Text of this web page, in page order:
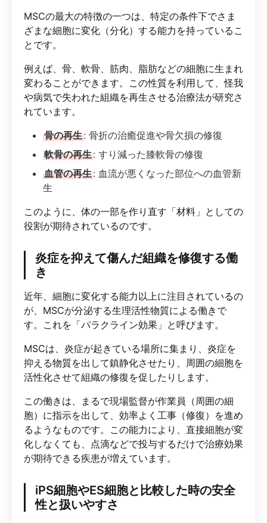
MSCの最大の特徴の一つは、特定の条件下でさま
ざまな細胞に変化（分化）する能力を持っているこ
とです。
例えば、骨、軟骨、筋肉、脂肪などの細胞に生まれ
変わることができます。この性質を利用して、怪我
や病気で失われた組織を再生させる治療法が研究さ
れています。
骨の再生: 骨折の治癒促進や骨欠損の修復
軟骨の再生: すり減った膝軟骨の修復
血管の再生: 血流が悪くなった部位への血管新
生
このように、体の一部を作り直す「材料」としての
役割が期待されているのです。
炎症を抑えて傷んだ組織を修復する働
き
近年、細胞に変化する能力以上に注目されているの
が、MSCが分泌する生理活性物質による働きで
す。これを「パラクライン効果」と呼びます。
MSCは、炎症が起きている場所に集まり、炎症を
抑える物質を出して鎮静化させたり、周囲の細胞を
活性化させて組織の修復を促したりします。
この働きは、まるで現場監督が作業員（周囲の細
胞）に指示を出して、効率よく工事（修復）を進め
るようなものです。この能力により、直接細胞が変
化しなくても、点滴などで投与するだけで治療効果
が期待できる疾患が増えています。
iPS細胞やES細胞と比較した時の安全
性と扱いやすさ